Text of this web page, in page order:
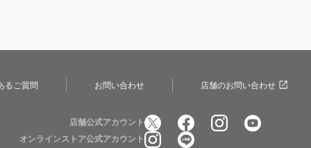
るご質問 お問い合わせ 店舗のお問い合わせ
店舗公式アカウント
オンラインストア公式アカウント